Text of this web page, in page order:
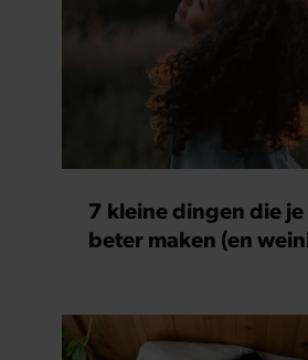
7 kleine dingen die je
beter maken (en